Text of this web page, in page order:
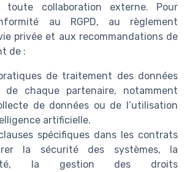
toute collaboration externe. Pour
au RGPD, au règlement
privée et aux recommandations de
de :
de traitement des données
de chaque partenaire, notamment
de données ou de l’utilisation
artificielle.
spécifiques dans les contrats
la sécurité des systèmes, la
la gestion des droits